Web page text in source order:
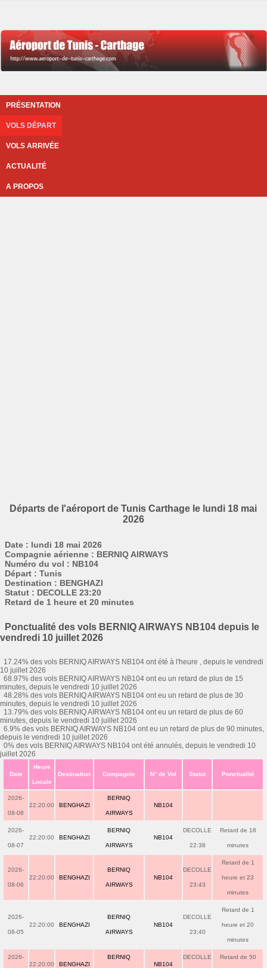
PRÉSENTATION
VOLS DÉPART
VOLS ARRIVÉE
ACTUALITÉ
A PROPOS
Départs de l'aéroport de Tunis Carthage le lundi 18 mai
2026
Date : lundi 18 mai 2026
Compagnie aérienne : BERNIQ AIRWAYS
Numéro du vol : NB104
Départ : Tunis
Destination : BENGHAZI
Statut : DECOLLE 23:20
Retard de 1 heure et 20 minutes
Ponctualité des vols BERNIQ AIRWAYS NB104 depuis le
vendredi 10 juillet 2026
17.24% des vols BERNIQ AIRWAYS NB104 ont été à l'heure , depuis le vendredi
10 juillet 2026
68.97% des vols BERNIQ AIRWAYS NB104 ont eu un retard de plus de 15
minutes, depuis le vendredi 10 juillet 2026
48.28% des vols BERNIQ AIRWAYS NB104 ont eu un retard de plus de 30
minutes, depuis le vendredi 10 juillet 2026
13.79% des vols BERNIQ AIRWAYS NB104 ont eu un retard de plus de 60
minutes, depuis le vendredi 10 juillet 2026
6.9% des vols BERNIQ AIRWAYS NB104 ont eu un retard de plus de 90 minutes,
depuis le vendredi 10 juillet 2026
0% des vols BERNIQ AIRWAYS NB104 ont été annulés, depuis le vendredi 10
juillet 2026
Date
Heure
Locale
Destination Compagnie N° de Vol Statut Ponctualité
2026-
08-08
22:20:00 BENGHAZI
BERNIQ
AIRWAYS
NB104
2026-
08-07
22:20:00 BENGHAZI
BERNIQ
AIRWAYS
NB104
DECOLLE
22:38
Retard de 18
minutes
2026-
08-06
22:20:00 BENGHAZI
BERNIQ
AIRWAYS
NB104
DECOLLE
23:43
Retard de 1
heure et 23
minutes
2026-
08-05
22:20:00 BENGHAZI
BERNIQ
AIRWAYS
NB104
DECOLLE
23:40
Retard de 1
heure et 20
minutes
2026-
22:20:00 BENGHAZI
BERNIQ
NB104
DECOLLE Retard de 50